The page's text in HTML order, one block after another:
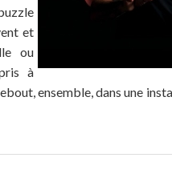
et
ou
à
ensemble, dans une